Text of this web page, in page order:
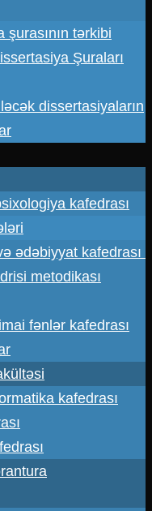
şurasının tərkibi
Şuraları
dissertasiyaların
kafedrası
ədəbiyyat kafedrası
metodikası
fənlər kafedrası
kafedrası